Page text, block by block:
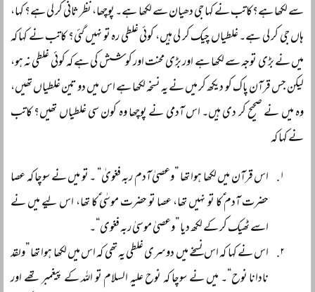
سے لکھا ہے؟کاتب نے کہا جی دھیان سے لکھا ہے۔ پوچھا، نظر ثانی کر لی ہے؟ کہا،
ہاں جی کر لی ہے۔ غلطیاں چیک کر لی ہیں، کوئی غلطی رہ تو نہیں گئی؟ کاتب نے کہا کہ
میں نے بڑی توجہ سے لکھا ہے اور بڑی محنت اور کوشش کی ہے کہ کوئی غلطی نہ ہو،
لیکن جس قرآن پاک کو دیکھ کر میں نے یہ نسخہ لکھا ہے اس میں دو تین غلطیاں تھیں،
وہ میں نے صحیح کر دی ہیں۔ اس آدمی نے پوچھا وہ کون سی غلطیاں تھیں؟ کاتب
نے کہا کہ
اس قرآن میں لکھا ہوا تھا ”وعصیٰ آدم ربہ فغویٰ“ ۔ تو میں نے سوچا کہ عصا
حضرت آدم ؑکا تو نہیں تھا، عصا تو حضرت موسٰی ؑکا تھا، اس لیے میں نے
اسے ٹھیک کر کے لکھ دیا ”وعصیٰ موسیٰ ربہ فغوی“۔
اس نے کہا کہ اس نسخے میں دوسری غلطی یہ تھی کہ اس میں لکھا ہوا تھا ”ولقد
نادانا نوح“۔ میں نے سوچا کہ نوح علیہ السلام تو اللہ کے پیغمبر تھے اور